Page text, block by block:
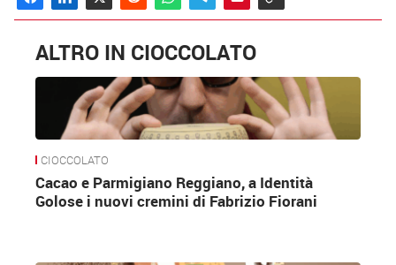
ALTRO IN CIOCCOLATO
CIOCCOLATO
Cacao e Parmigiano Reggiano, a Identità
Golose i nuovi cremini di Fabrizio Fiorani